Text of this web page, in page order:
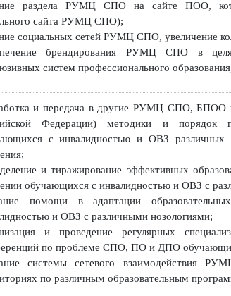
подготовка информационно-аналитических
формирование, ведение и ежегодная
пособий по профессиям и специальностям
и используемых в учебном процессе, а
проведение различных экспертиз по
сопровождения инклюзивного СПО и ПО в
экспертных заключений, рекомендаций и др.;
ведение раздела РУМЦ СПО на сайте
отдельного сайта РУМЦ СПО);
ведение социальных сетей РУМЦ СПО,
обеспечение брендирования РУМЦ СПО в
инклюзивных систем профессионального
разработка и передача в другие РУМЦ
Российской Федерации) методики и
обучающихся с инвалидностью и ОВЗ
обучения;